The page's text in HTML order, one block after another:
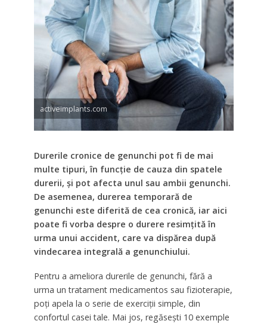
activeimplants.com
Durerile cronice de genunchi pot fi de mai
multe tipuri, în funcție de cauza din spatele
durerii, și pot afecta unul sau ambii genunchi.
De asemenea, durerea temporară de
genunchi este diferită de cea cronică, iar aici
poate fi vorba despre o durere resimțită în
urma unui accident, care va dispărea după
vindecarea integrală a genunchiului.
Pentru a ameliora durerile de genunchi, fără a
urma un tratament medicamentos sau fizioterapie,
poți apela la o serie de exerciții simple, din
confortul casei tale. Mai jos, regăsești 10 exemple